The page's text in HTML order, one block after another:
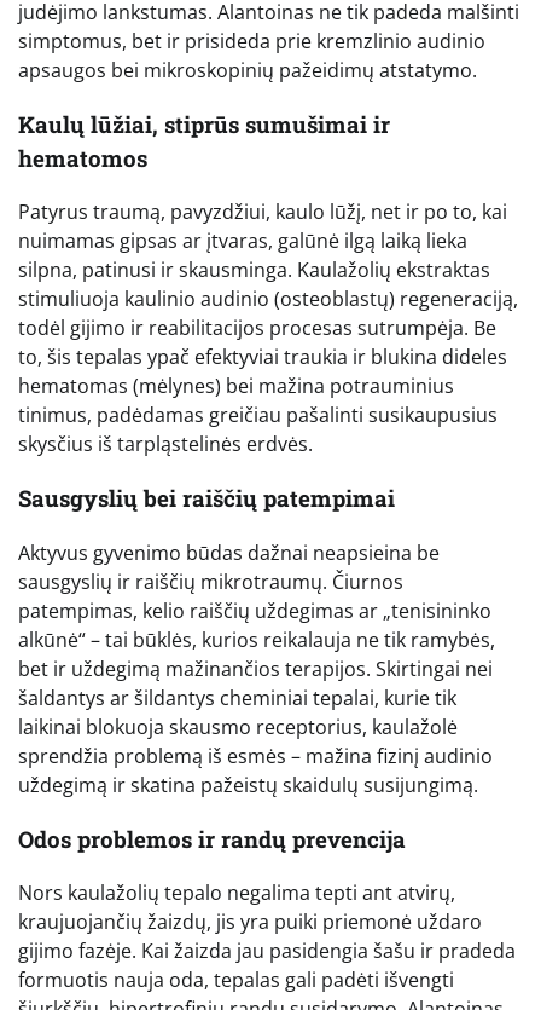
judėjimo lankstumas. Alantoinas ne tik padeda malšinti
simptomus, bet ir prisideda prie kremzlinio audinio
apsaugos bei mikroskopinių pažeidimų atstatymo.
Kaulų lūžiai, stiprūs sumušimai ir
hematomos
Patyrus traumą, pavyzdžiui, kaulo lūžį, net ir po to, kai
nuimamas gipsas ar įtvaras, galūnė ilgą laiką lieka
silpna, patinusi ir skausminga. Kaulažolių ekstraktas
stimuliuoja kaulinio audinio (osteoblastų) regeneraciją,
todėl gijimo ir reabilitacijos procesas sutrumpėja. Be
to, šis tepalas ypač efektyviai traukia ir blukina dideles
hematomas (mėlynes) bei mažina potrauminius
tinimus, padėdamas greičiau pašalinti susikaupusius
skysčius iš tarpląstelinės erdvės.
Sausgyslių bei raiščių patempimai
Aktyvus gyvenimo būdas dažnai neapsieina be
sausgyslių ir raiščių mikrotraumų. Čiurnos
patempimas, kelio raiščių uždegimas ar „tenisininko
alkūnė“ – tai būklės, kurios reikalauja ne tik ramybės,
bet ir uždegimą mažinančios terapijos. Skirtingai nei
šaldantys ar šildantys cheminiai tepalai, kurie tik
laikinai blokuoja skausmo receptorius, kaulažolė
sprendžia problemą iš esmės – mažina fizinį audinio
uždegimą ir skatina pažeistų skaidulų susijungimą.
Odos problemos ir randų prevencija
Nors kaulažolių tepalo negalima tepti ant atvirų,
kraujuojančių žaizdų, jis yra puiki priemonė uždaro
gijimo fazėje. Kai žaizda jau pasidengia šašu ir pradeda
formuotis nauja oda, tepalas gali padėti išvengti